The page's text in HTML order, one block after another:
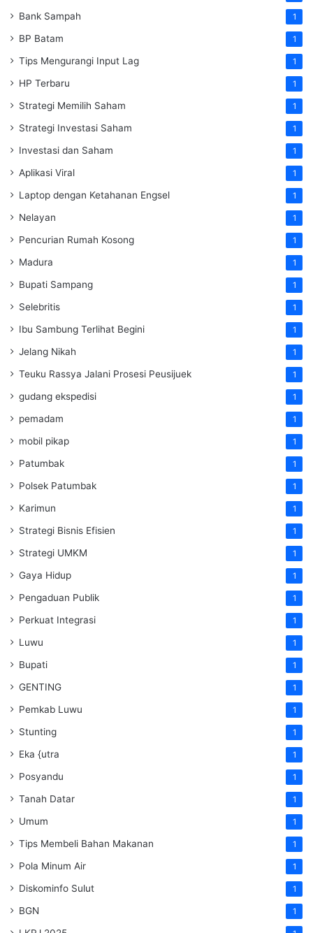
Bank Sampah 1
BP Batam 1
Tips Mengurangi Input Lag 1
HP Terbaru 1
Strategi Memilih Saham 1
Strategi Investasi Saham 1
Investasi dan Saham 1
Aplikasi Viral 1
Laptop dengan Ketahanan Engsel 1
Nelayan 1
Pencurian Rumah Kosong 1
Madura 1
Bupati Sampang 1
Selebritis 1
Ibu Sambung Terlihat Begini 1
Jelang Nikah 1
Teuku Rassya Jalani Prosesi Peusijuek 1
gudang ekspedisi 1
pemadam 1
mobil pikap 1
Patumbak 1
Polsek Patumbak 1
Karimun 1
Strategi Bisnis Efisien 1
Strategi UMKM 1
Gaya Hidup 1
Pengaduan Publik 1
Perkuat Integrasi 1
Luwu 1
Bupati 1
GENTING 1
Pemkab Luwu 1
Stunting 1
Eka {utra 1
Posyandu 1
Tanah Datar 1
Umum 1
Tips Membeli Bahan Makanan 1
Pola Minum Air 1
Diskominfo Sulut 1
BGN 1